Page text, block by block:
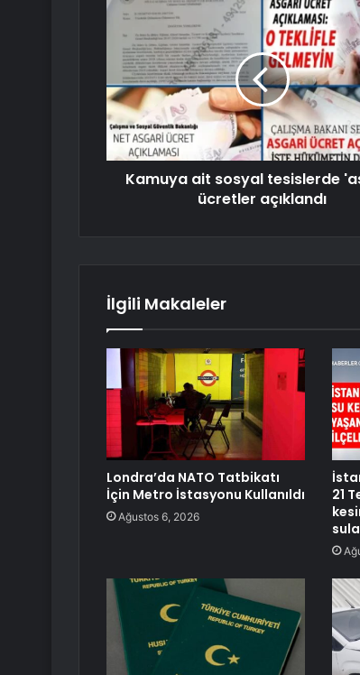
Kamuya ait sosyal tesislerde
ücretler açıklandı
İlgili Makaleler
Londra’da NATO Tatbikatı
İçin Metro İstasyonu Kullanıldı
Ağustos 6, 2026
21